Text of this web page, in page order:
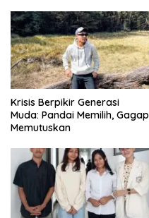
Krisis Berpikir Generasi
Muda: Pandai Memilih, Gagap
Memutuskan